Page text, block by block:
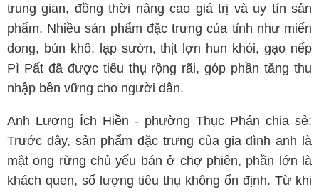
trung gian, đồng thời nâng cao giá trị và uy tín sản
phẩm. Nhiều sản phẩm đặc trưng của tỉnh như miến
dong, bún khô, lạp sườn, thịt lợn hun khói, gạo nếp
Pì Pất đã được tiêu thụ rộng rãi, góp phần tăng thu
nhập bền vững cho người dân.
Anh Lương Ích Hiền - phường Thục Phán chia sẻ:
Trước đây, sản phẩm đặc trưng của gia đình anh là
mật ong rừng chủ yếu bán ở chợ phiên, phần lớn là
khách quen, số lượng tiêu thụ không ổn định. Từ khi